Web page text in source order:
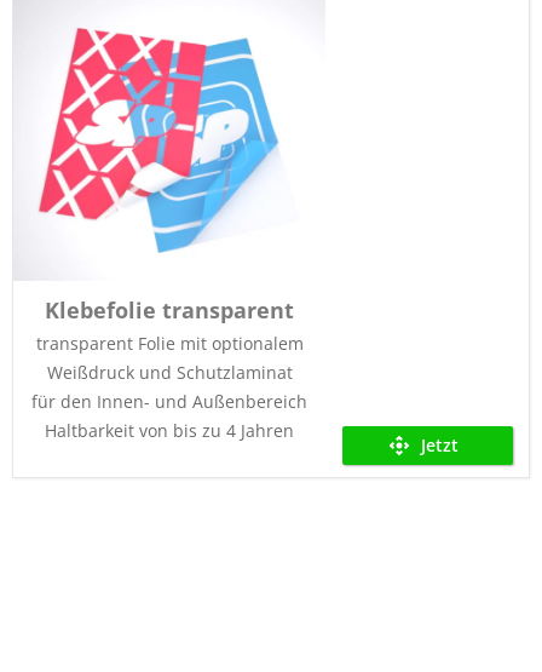
Klebefolie transparent
transparent Folie mit optionalem
Weißdruck und Schutzlaminat
für den Innen- und Außenbereich
Haltbarkeit von bis zu 4 Jahren
Jetzt
kalkulieren